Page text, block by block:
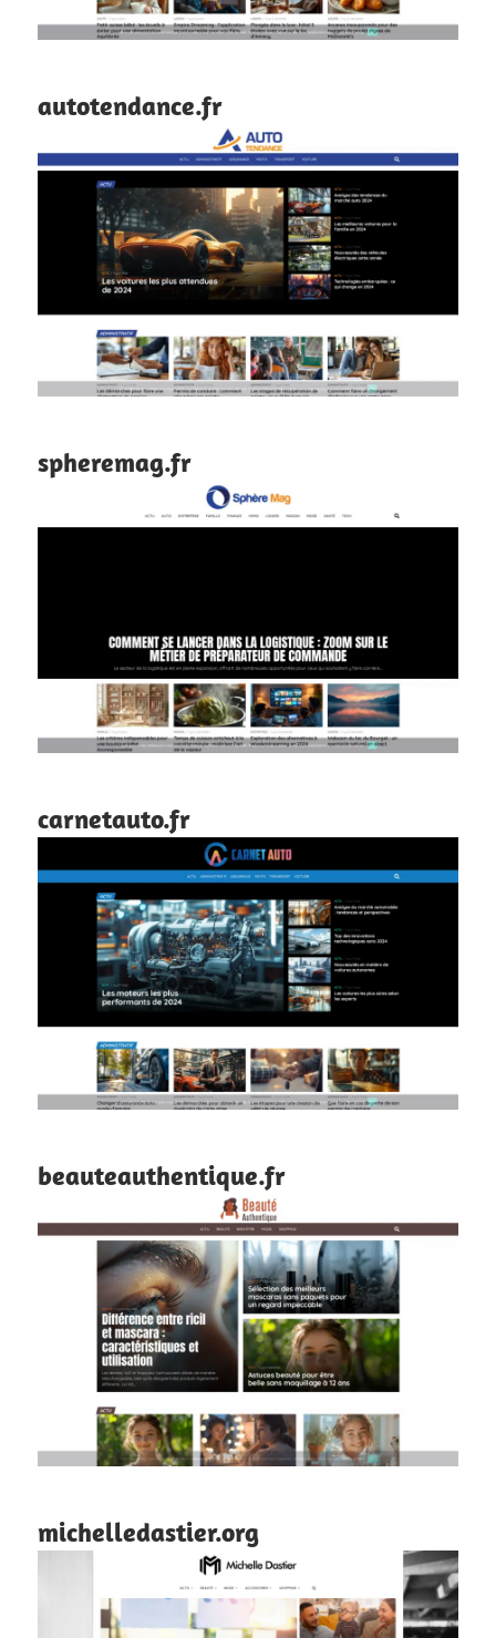
autotendance.fr
spheremag.fr
carnetauto.fr
beauteauthentique.fr
michelledastier.org